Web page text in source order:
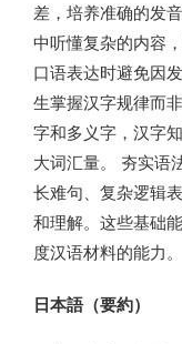
差，培养准确的发
中听懂复杂的内容
口语表达时避免因
生掌握汉字规律而
字和多义字，汉字
大词汇量。 夯实语
长难句、复杂逻辑
和理解。这些基础
度汉语材料的能力。
日本語（要約）